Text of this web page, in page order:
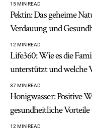
15 MIN READ
Pektin: Das geheime
Verdauung und
12 MIN READ
Life360: Wie es die
unterstützt und welche
37 MIN READ
Honigwasser: Positive
gesundheitliche Vorteile
12 MIN READ